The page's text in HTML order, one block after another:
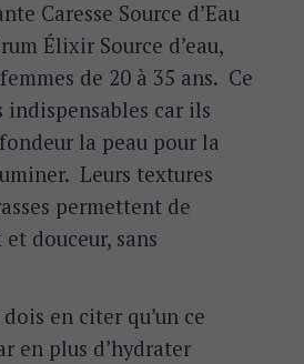
Caresse Source d’Eau
Élixir Source d’eau,
de 20 à 35 ans. Ce
indispensables car ils
la peau pour la
Leurs textures
permettent de
douceur, sans
en citer qu’un ce
en plus d’hydrater